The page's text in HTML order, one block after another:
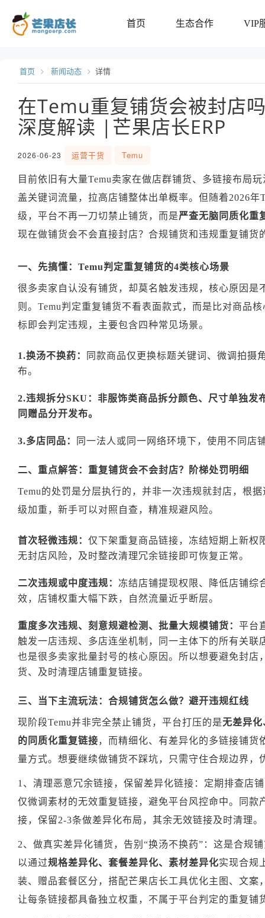
首页 生态合作 VIP
首页 新闻动态 详情
在Temu重复铺货会被封店
深度解读 |芒果店长ERP
2026-06-23 运营干货 Temu
目前依旧有大量Temu卖家在做店群铺货、多链接布局
盖关键词流量，拉高店铺整体出单概率。但随着2026年
级，平台不再一刀切禁止铺货，而是严查无脑同质化重
现在做铺货会不会直接封店？合规铺货和违规重复铺货
一、先搞懂：Temu判定重复铺货的4类核心场景
很多卖家自认没有铺货，却莫名触发违规，核心原因是
则。Temu判定重复铺货不看表面款式，而是比对商品
标即会判定违规，主要包含四种常见场景。
1.换汤不换药：
同款商品仅更换标题关键词、微调拍摄
布。
2.违规拆分SKU：非服饰类商品拆分颜色、尺寸单独发
同赠品分开发布。
3.多店同品： 同一法人或同一网络环境下，使用不同店
二、重点解答：重复铺货会不会封店？阶梯处罚明细
Temu的处罚是分层执行的，并非一次违规就封店，根
级加重，新手可以对照自查，精准规避风险。
首次轻微违规： 仅下架重复商品链接，冻结短期上新权
无封店风险，及时整改清理冗余链接即可恢复正常。
二次违规或中度违规： 冻结店铺提现权限、降低店铺综
效，店铺权重大幅下跌，自然流量近乎断层。
重度多次违规、刻意规避检测、批量大规模铺货： 平台
触发一店违规、多店连坐机制，同一主体下的所有关联
也是很多卖家批量封号的核心原因。所以想要避免封店
货、及时清理店铺重复链接。
三、当下主流玩法：合规铺货怎么做？避开违规红线
现阶段Temu并非完全禁止铺货，平台打压的是无差异
的同质化重复链接，而精细化、有差异化的多链接铺货
量方式。想要继续做铺货不踩坑，只需守住合规边界，
1、清理恶意冗余链接，保留差异化链接：定期排查店
仅微调素材的无效重复链接，避免平台风控命中。同款
接，保留2-3条做差异化布局，其余无效链接及时清理。
2、做真实差异化铺货，告别“换汤不换药”：这是合规
以通过规格差异化、套餐差异化、素材差异化实现合规
装、赠品套餐区分，搭配芒果店长工具优化主图、文案
让每条链接都具备独立权重，不属于平台判定的重复铺